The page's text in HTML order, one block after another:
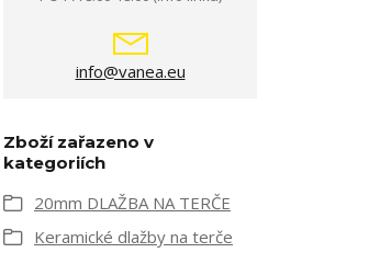
info@vanea.eu
Zboží zařazeno v
kategoriích
20mm DLAŽBA NA TERČE
Keramické dlažby na terče